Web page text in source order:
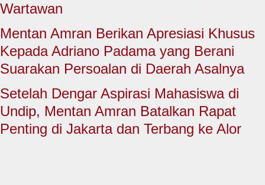
HUKUM & KRIMINAL
TNI & POLRI
Wartawan
Mentan Amran Berikan Apresiasi Khusus
Kepada Adriano Padama yang Berani
Suarakan Persoalan di Daerah Asalnya
Setelah Dengar Aspirasi Mahasiswa di
Undip, Mentan Amran Batalkan Rapat
Penting di Jakarta dan Terbang ke Alor